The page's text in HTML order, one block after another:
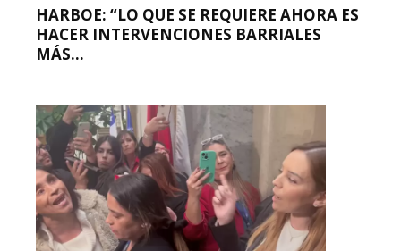
HARBOE: “LO QUE SE REQUIERE AHORA ES
HACER INTERVENCIONES BARRIALES
MÁS...